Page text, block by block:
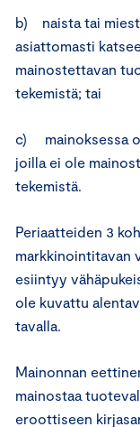
b) naista tai
asiattomasti
mainostettavan
tekemistä; tai
c) mainoksessa
joilla ei ole
tekemistä.
Periaatteiden 3
markkinointitavan
esiintyy
ole kuvattu
tavalla.
Mainonnan
mainostaa
eroottiseen